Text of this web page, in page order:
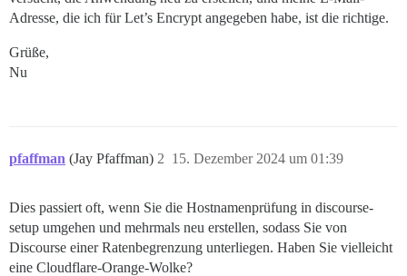
Adresse, die ich für Let’s Encrypt angegeben habe, ist die richtige.
Grüße,
Nu
pfaffman (Jay Pfaffman) 15. Dezember 2024 um 01:39
2
Dies passiert oft, wenn Sie die Hostnamenprüfung in discourse-
setup umgehen und mehrmals neu erstellen, sodass Sie von
Discourse einer Ratenbegrenzung unterliegen. Haben Sie vielleicht
eine Cloudflare-Orange-Wolke?